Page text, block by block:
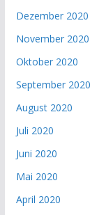
Dezember 2020
November 2020
Oktober 2020
September 2020
August 2020
Juli 2020
Juni 2020
Mai 2020
April 2020